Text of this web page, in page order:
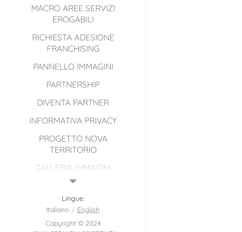
MACRO AREE SERVIZI
EROGABILI
RICHIESTA ADESIONE
FRANCHISING
PANNELLO IMMAGINI
PARTNERSHIP
DIVENTA PARTNER
INFORMATIVA PRIVACY
PROGETTO NOVA
TERRITORIO
GALLERIA IMMAGINI
NOVA SAF LE NOSTRE
Copyright © 2024
Lingue
Italiano
English